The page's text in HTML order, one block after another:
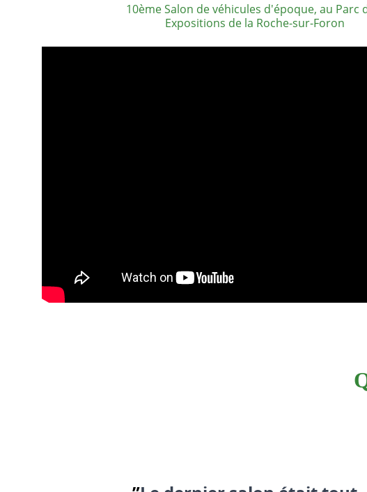
10ème Salon de véhicules d'époque, au Parc
Expositions de la Roche-sur-Foron